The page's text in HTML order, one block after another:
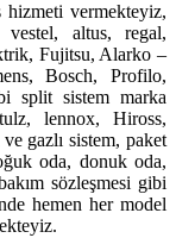
vermekteyiz,
vestel, altus, regal,
Fujitsu, Alarko –
Bosch, Profilo,
split sistem marka
lennox, Hiross,
gazlı sistem, paket
oda, donuk oda,
sözleşmesi gibi
hemen her model